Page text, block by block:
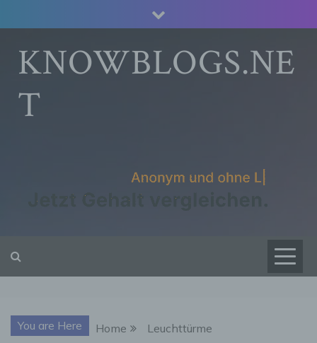
to
contentKNOWBLOGS.NE
T
You are Here Home Leuchttürme